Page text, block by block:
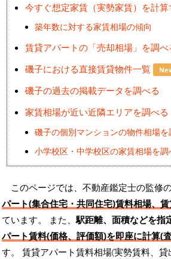
今すぐ想定家賃（実勢家賃）を計算
築年数に対する家賃相場の傾向
賃貸アパートの「売却相場」を調べ
磯子における直接賃貸物件一覧
磯子の過去の掲載データを調べる
家賃相場が近い近隣エリアを調べる
磯子の個別マンションの物件相場を
小学校区・中学校区の家賃相場を調
このページでは、不動産鑑定士の監修
パート(集合住宅・共同住宅)賃料相場、
ています。 また、駅距離、面積などを指
パート賃料(価格、評価額)を即座に計算(
す。 賃貸アパート賃料相場(実勢賃料、貸